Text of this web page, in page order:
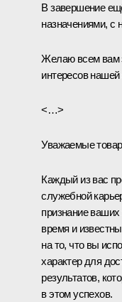
В завершение
назначениями, с
Желаю всем вам
интересов
<…>
Уважаемые
Каждый из вас
служебной
признание
время и
на то, что вы
характер для
результатов,
в этом успехов.